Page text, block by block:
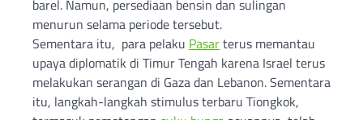
barel. Namun, persediaan bensin dan sulingan
menurun selama periode tersebut.
Sementara itu, para pelaku Pasarterus memantau
upaya diplomatik di Timur Tengah karena Israel terus
melakukan serangan di Gaza dan Lebanon. Sementara
itu, langkah-langkah stimulus terbaru Tiongkok,